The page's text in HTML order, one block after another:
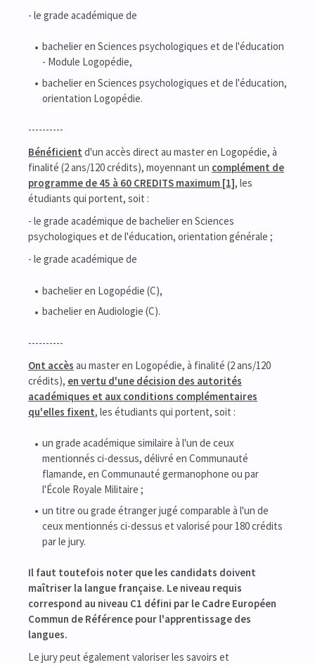
- le grade académique de
bachelier en Sciences psychologiques et de l'éducation
- Module Logopédie,
bachelier en Sciences psychologiques et de l'éducation,
orientation Logopédie.
----------
Bénéficient d'un accès direct au master en Logopédie, à
finalité (2 ans/120 crédits), moyennant un complément de
programme de 45 à 60 CREDITS maximum [1], les
étudiants qui portent, soit :
- le grade académique de bachelier en Sciences
psychologiques et de l'éducation, orientation générale ;
- le grade académique de
bachelier en Logopédie (C),
bachelier en Audiologie (C).
----------
Ont accès au master en Logopédie, à finalité (2 ans/120
crédits), en vertu d'une décision des autorités
académiques et aux conditions complémentaires
qu'elles fixent, les étudiants qui portent, soit :
un grade académique similaire à l'un de ceux
mentionnés ci-dessus, délivré en Communauté
flamande, en Communauté germanophone ou par
l'École Royale Militaire ;
un titre ou grade étranger jugé comparable à l'un de
ceux mentionnés ci-dessus et valorisé pour 180 crédits
par le jury.
Il faut toutefois noter que les candidats doivent
maîtriser la langue française. Le niveau requis
correspond au niveau C1 défini par le Cadre Européen
Commun de Référence pour l'apprentissage des
langues.
Le jury peut également valoriser les savoirs et